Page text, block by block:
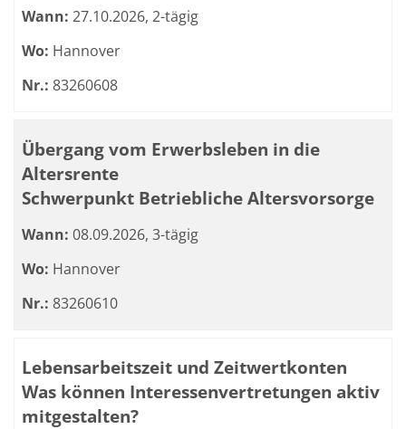
Wann: 27.10.2026, 2-tägig
Wo: Hannover
Nr.: 83260608
Übergang vom Erwerbsleben in die
Altersrente
Schwerpunkt Betriebliche Altersvorsorge
Wann: 08.09.2026, 3-tägig
Wo: Hannover
Nr.: 83260610
Lebensarbeitszeit und Zeitwertkonten
Was können Interessenvertretungen aktiv
mitgestalten?